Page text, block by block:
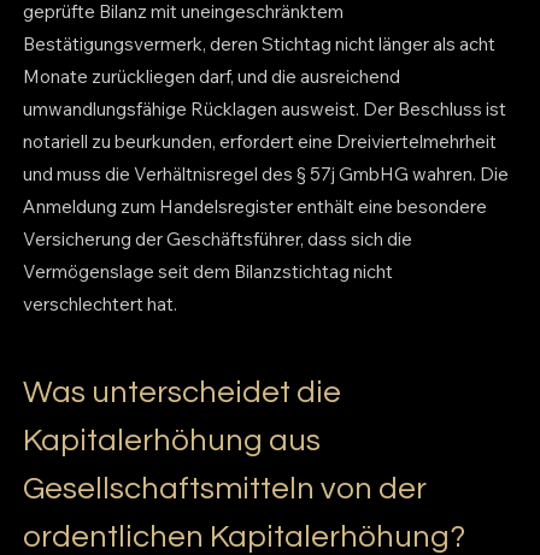
geprüfte Bilanz mit uneingeschränktem
Bestätigungsvermerk, deren Stichtag nicht länger als acht
Monate zurückliegen darf, und die ausreichend
umwandlungsfähige Rücklagen ausweist. Der Beschluss ist
notariell zu beurkunden, erfordert eine Dreiviertelmehrheit
und muss die Verhältnisregel des § 57j GmbHG wahren. Die
Anmeldung zum Handelsregister enthält eine besondere
Versicherung der Geschäftsführer, dass sich die
Vermögenslage seit dem Bilanzstichtag nicht
verschlechtert hat.
Was unterscheidet die
Kapitalerhöhung aus
Gesellschaftsmitteln von der
ordentlichen Kapitalerhöhung?